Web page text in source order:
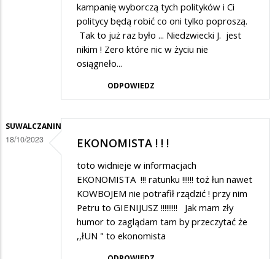
kampanię wyborczą tych polityków i Ci
politycy będą robić co oni tylko poproszą.
Tak to już raz było ... Niedzwiecki J. jest
nikim ! Zero które nic w życiu nie
osiągneło...
ODPOWIEDZ
SUWALCZANIN
18/10/2023 EKONOMISTA ! ! !
toto widnieje w informacjach
EKONOMISTA !!! ratunku !!!!!! toż łun nawet
KOWBOJEM nie potrafił rządzić ! przy nim
Petru to GIENIJUSZ !!!!!!!!! Jak mam zły
humor to zaglądam tam by przeczytać że
,,łUN " to ekonomista